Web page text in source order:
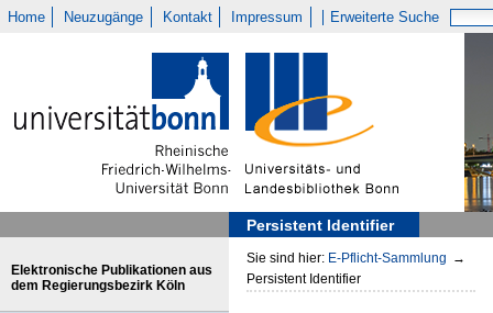
Home Neuzugänge Kontakt Impressum Erweiterte Suche
Persistent Identifier
Elektronische Publikationen aus
dem Regierungsbezirk Köln
Sie sind hier: E-Pflicht-Sammlung →
Persistent Identifier